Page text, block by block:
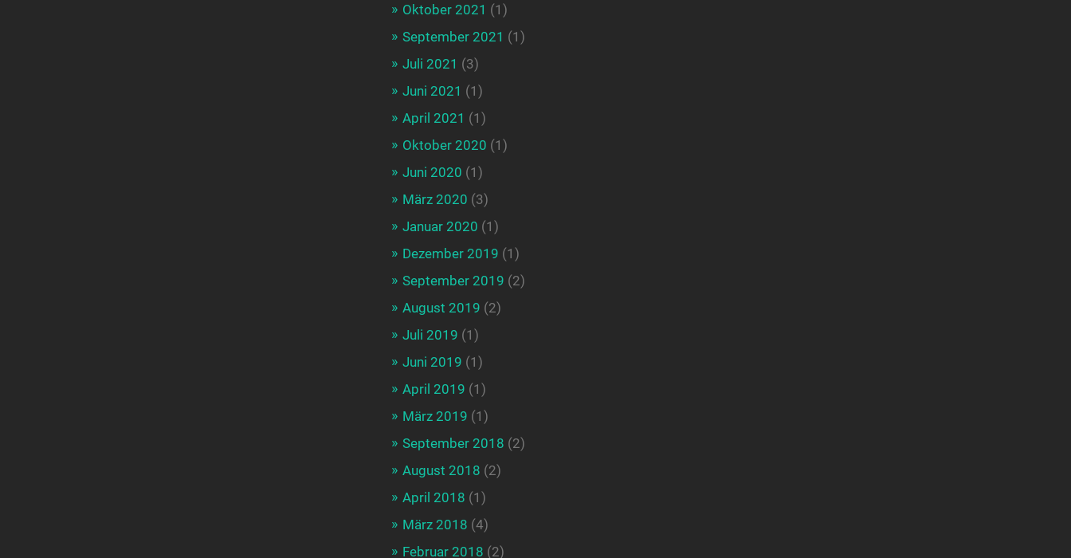
Oktober 2021 (1)
September 2021 (1)
Juli 2021 (3)
Juni 2021 (1)
April 2021 (1)
Oktober 2020 (1)
Juni 2020 (1)
März 2020 (3)
Januar 2020 (1)
Dezember 2019 (1)
September 2019 (2)
August 2019 (2)
Juli 2019 (1)
Juni 2019 (1)
April 2019 (1)
März 2019 (1)
September 2018 (2)
August 2018 (2)
April 2018 (1)
März 2018 (4)
Februar 2018 (2)